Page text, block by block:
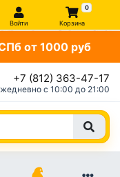
Войти
0
Корзина
от 1000 руб
+7 (812) 363-47-17
c 10:00 до 21:00